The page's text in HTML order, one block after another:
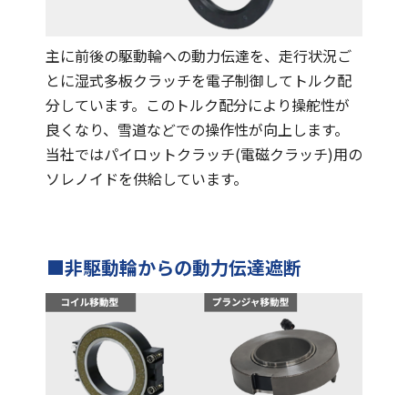
主に前後の駆動輪への動力伝達を、走行状況ご
とに湿式多板クラッチを電子制御してトルク配
分しています。このトルク配分により操舵性が
良くなり、雪道などでの操作性が向上します。
当社ではパイロットクラッチ(電磁クラッチ)用の
ソレノイドを供給しています。
■非駆動輪からの動力伝達遮断